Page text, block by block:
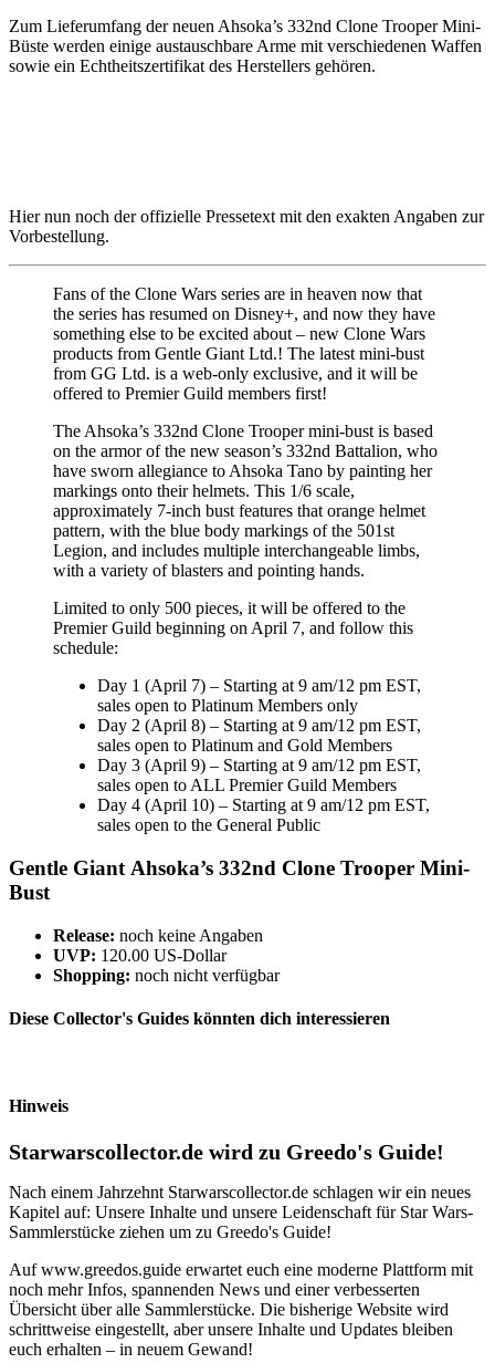
Zum Lieferumfang der neuen Ahsoka’s 332nd Clone Trooper Mini-
Büste werden einige austauschbare Arme mit verschiedenen Waffen
sowie ein Echtheitszertifikat des Herstellers gehören.
Hier nun noch der offizielle Pressetext mit den exakten Angaben zur
Vorbestellung.
Fans of the Clone Wars series are in heaven now that
the series has resumed on Disney+, and now they have
something else to be excited about – new Clone Wars
products from Gentle Giant Ltd.! The latest mini-bust
from GG Ltd. is a web-only exclusive, and it will be
offered to Premier Guild members first!
The Ahsoka’s 332nd Clone Trooper mini-bust is based
on the armor of the new season’s 332nd Battalion, who
have sworn allegiance to Ahsoka Tano by painting her
markings onto their helmets. This 1/6 scale,
approximately 7-inch bust features that orange helmet
pattern, with the blue body markings of the 501st
Legion, and includes multiple interchangeable limbs,
with a variety of blasters and pointing hands.
Limited to only 500 pieces, it will be offered to the
Premier Guild beginning on April 7, and follow this
schedule:
Day 1 (April 7) – Starting at 9 am/12 pm EST,
sales open to Platinum Members only
Day 2 (April 8) – Starting at 9 am/12 pm EST,
sales open to Platinum and Gold Members
Day 3 (April 9) – Starting at 9 am/12 pm EST,
sales open to ALL Premier Guild Members
Day 4 (April 10) – Starting at 9 am/12 pm EST,
sales open to the General Public
Gentle Giant Ahsoka’s 332nd Clone Trooper Mini-
Bust
Release: noch keine Angaben
UVP: 120.00 US-Dollar
Shopping: noch nicht verfügbar
Diese Collector's Guides könnten dich interessieren
Hinweis
Starwarscollector.de wird zu Greedo's Guide!
Nach einem Jahrzehnt Starwarscollector.de schlagen wir ein neues
Kapitel auf: Unsere Inhalte und unsere Leidenschaft für Star Wars-
Sammlerstücke ziehen um zu Greedo's Guide!
Auf www.greedos.guide erwartet euch eine moderne Plattform mit
noch mehr Infos, spannenden News und einer verbesserten
Übersicht über alle Sammlerstücke. Die bisherige Website wird
schrittweise eingestellt, aber unsere Inhalte und Updates bleiben
euch erhalten – in neuem Gewand!